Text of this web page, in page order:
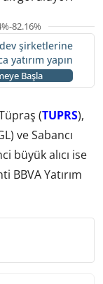
82.16%
şirketlerine
yatırım yapın
Başla
(TUPRS),
ve Sabancı
büyük alıcı ise
BBVA Yatırım